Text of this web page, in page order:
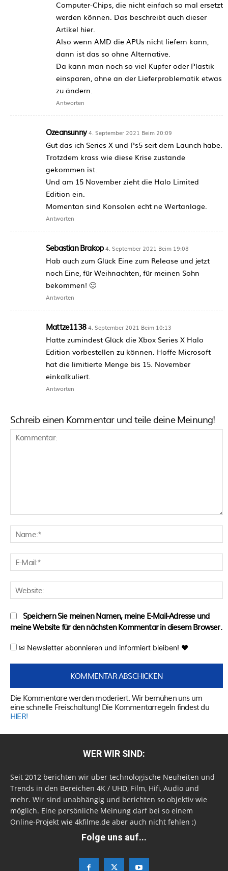
Computer-Chips, die nicht einfach so mal ersetzt
werden können. Das beschreibt auch dieser
Artikel hier.
Also wenn AMD die APUs nicht liefern kann,
dann ist das so ohne Alternative.
Da kann man noch so viel Kupfer oder Plastik
einsparen, ohne an der Lieferproblematik etwas
zu ändern.
Antworten
Ozeansunny 4. September 2021 Beim 20:09
Gut das ich Series X und Ps5 seit dem Launch habe.
Trotzdem krass wie diese Krise zustande
gekommen ist.
Und am 15 November zieht die Halo Limited
Edition ein.
Momentan sind Konsolen echt ne Wertanlage.
Antworten
Sebastian Brakop 4. September 2021 Beim 19:08
Hab auch zum Glück Eine zum Release und jetzt
noch Eine, für Weihnachten, für meinen Sohn
bekommen! 🙂
Antworten
Mattze1138 4. September 2021 Beim 10:13
Hatte zumindest Glück die Xbox Series X Halo
Edition vorbestellen zu können. Hoffe Microsoft
hat die limitierte Menge bis 15. November
einkalkuliert.
Antworten
Schreib einen Kommentar und teile deine Meinung!
Speichern Sie meinen Namen, meine E-Mail-Adresse und
meine Website für den nächsten Kommentar in diesem Browser.
✉ Newsletter abonnieren und informiert bleiben! ♥
Die Kommentare werden moderiert. Wir bemühen uns um
eine schnelle Freischaltung! Die Kommentarregeln findest du
HIER!
WER WIR SIND:
Seit 2012 berichten wir über technologische Neuheiten und
Trends in den Bereichen 4K / UHD, Film, Hifi, Audio und
mehr. Wir sind unabhängig und berichten so objektiv wie
möglich. Eine persönliche Meinung darf bei so einem
Online-Projekt wie 4kfilme.de aber auch nicht fehlen ;)
Folge uns auf...